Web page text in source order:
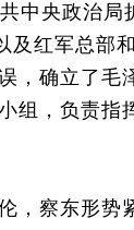
央政治局
及红军总部
，确立了
组，负责指
察东形势